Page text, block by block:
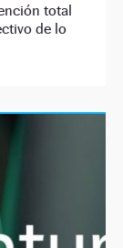
total
de lo